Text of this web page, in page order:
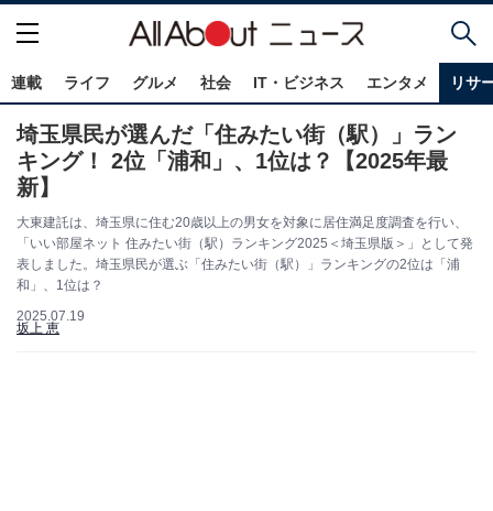
連載 ライフ グルメ 社会 IT・ビジネス エンタメ リサ
埼玉県民が選んだ「住みたい街（駅）」ラン
キング！ 2位「浦和」、1位は？【2025年最
新】
大東建託は、埼玉県に住む20歳以上の男女を対象に居住満足度調査を行い、
「いい部屋ネット 住みたい街（駅）ランキング2025＜埼玉県版＞」として発
表しました。埼玉県民が選ぶ「住みたい街（駅）」ランキングの2位は「浦
和」、1位は？
2025.07.19
坂上 恵